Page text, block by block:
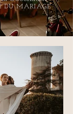
DU MARIAGE